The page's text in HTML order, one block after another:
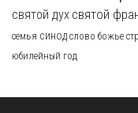
святой дух святой
семья синод слово божье
юбилейный год